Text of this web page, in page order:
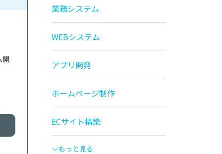
開
業務システム
WEBシステム
アプリ開発
ホームページ制作
ECサイト構築
もっと見る